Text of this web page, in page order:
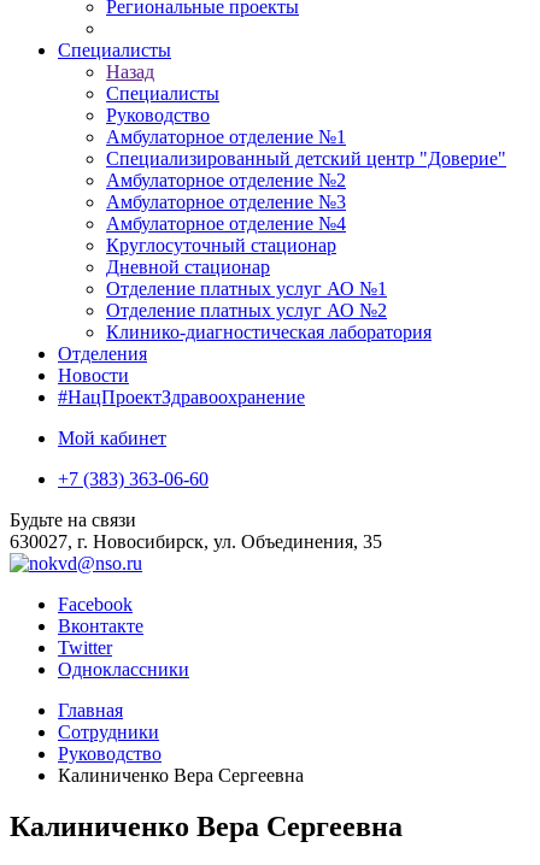
Региональные проекты
Специалисты
Назад
Специалисты
Руководство
Амбулаторное отделение №1
Специализированный детский центр "Доверие"
Амбулаторное отделение №2
Амбулаторное отделение №3
Амбулаторное отделение №4
Круглосуточный стационар
Дневной стационар
Отделение платных услуг АО №1
Отделение платных услуг АО №2
Клинико-диагностическая лаборатория
Отделения
Новости
#НацПроектЗдравоохранение
Мой кабинет
+7 (383) 363-06-60
Будьте на связи
630027, г. Новосибирск, ул. Объединения, 35
Facebook
Вконтакте
Twitter
Одноклассники
Главная
Сотрудники
Руководство
Калиниченко Вера Сергеевна
Калиниченко Вера Сергеевна